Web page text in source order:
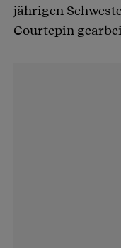
jährigen
Courtepin